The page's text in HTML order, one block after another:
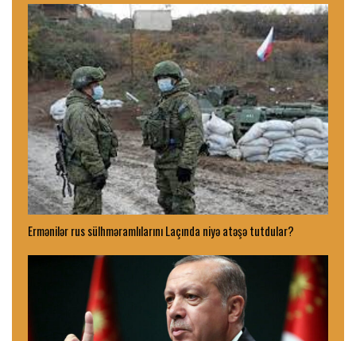
Ermənilər rus sülhməramlılarını Laçında niyə atəşə tutdular?